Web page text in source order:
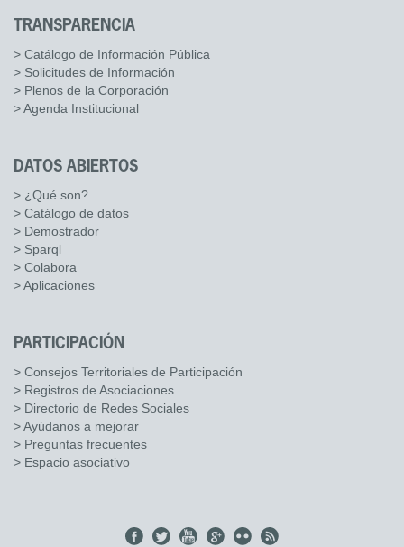
TRANSPARENCIA
> Catálogo de Información Pública
> Solicitudes de Información
> Plenos de la Corporación
> Agenda Institucional
DATOS ABIERTOS
> ¿Qué son?
> Catálogo de datos
> Demostrador
> Sparql
> Colabora
> Aplicaciones
PARTICIPACIÓN
> Consejos Territoriales de Participación
> Registros de Asociaciones
> Directorio de Redes Sociales
> Ayúdanos a mejorar
> Preguntas frecuentes
> Espacio asociativo